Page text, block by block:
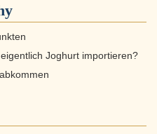
Joghurt importieren?